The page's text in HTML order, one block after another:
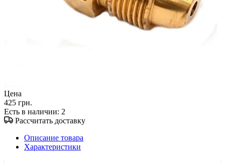
Цена
425 грн.
Есть в наличии: 2
Рассчитать доставку
Описание товара
Характеристики